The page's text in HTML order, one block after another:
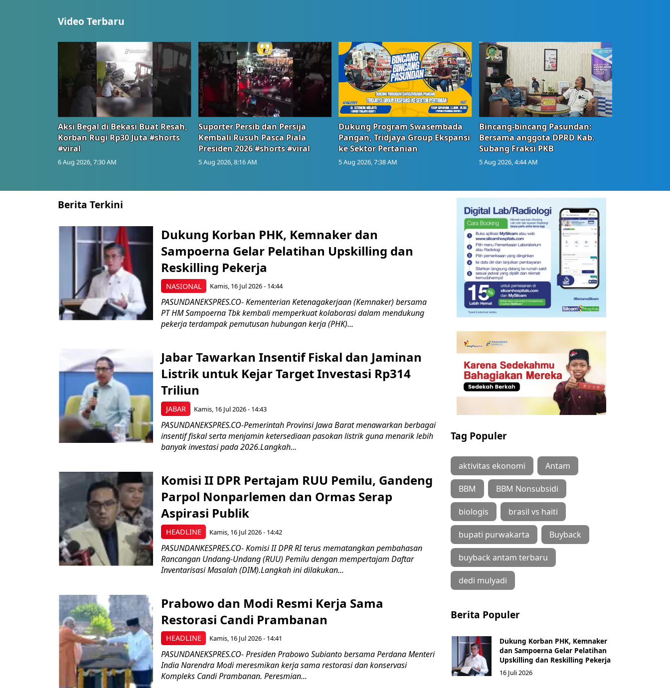
Video Terbaru
Aksi Begal di Bekasi Buat Resah,
Korban Rugi Rp30 Juta #shorts
#viral
6 Aug 2026, 7:30 AM
Suporter Persib dan Persija
Kembali Rusuh Pasca Piala
Presiden 2026 #shorts #viral
5 Aug 2026, 8:16 AM
Dukung Program Swasembada
Pangan, Tridjaya Group Ekspansi
ke Sektor Pertanian
5 Aug 2026, 7:38 AM
Bincang-bincang Pasundan:
Bersama anggota DPRD Kab.
Subang Fraksi PKB
5 Aug 2026, 4:44 AM
Berita Terkini
NASIONAL
Dukung Korban PHK, Kemnaker dan
Sampoerna Gelar Pelatihan Upskilling dan
Reskilling Pekerja
Kamis, 16 Jul 2026 - 14:44
PASUNDANEKSPRES.CO- Kementerian Ketenagakerjaan (Kemnaker) bersama
PT HM Sampoerna Tbk kembali memperkuat kolaborasi dalam mendukung
pekerja terdampak pemutusan hubungan kerja (PHK)...
JABAR
Jabar Tawarkan Insentif Fiskal dan Jaminan
Listrik untuk Kejar Target Investasi Rp314
Triliun
Kamis, 16 Jul 2026 - 14:43
PASUNDANEKSPRES.CO-Pemerintah Provinsi Jawa Barat menawarkan berbagai
insentif fiskal serta menjamin ketersediaan pasokan listrik guna menarik lebih
banyak investasi pada 2026.Langkah...
HEADLINE
Komisi II DPR Pertajam RUU Pemilu, Gandeng
Parpol Nonparlemen dan Ormas Serap
Aspirasi Publik
Kamis, 16 Jul 2026 - 14:42
PASUNDANKESPRES.CO- Komisi II DPR RI terus mematangkan pembahasan
Rancangan Undang-Undang (RUU) Pemilu dengan mempertajam Daftar
Inventarisasi Masalah (DIM).Langkah ini dilakukan...
HEADLINE
Prabowo dan Modi Resmi Kerja Sama
Restorasi Candi Prambanan
Kamis, 16 Jul 2026 - 14:41
PASUNDANEKSPRES.CO- Presiden Prabowo Subianto bersama Perdana Menteri
India Narendra Modi meresmikan kerja sama restorasi dan konservasi
Kompleks Candi Prambanan. Peresmian...
Tag Populer
aktivitas ekonomi Antam
BBM BBM Nonsubsidi
biologis brasil vs haiti
bupati purwakarta Buyback
buyback antam terbaru
dedi mulyadi
Berita Populer
Dukung Korban PHK, Kemnaker
dan Sampoerna Gelar Pelatihan
Upskilling dan Reskilling Pekerja
16 Juli 2026